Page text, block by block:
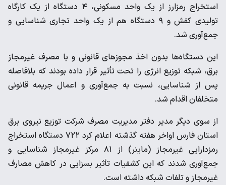
استخراج رمزارز از یک واحد مسکونی، ۴ دستگاه از یک کارگاه
تولیدی کفش و ۹ دستگاه هم از یک واحد تجاری شناسایی و
جمع‌آوری شد.
این دستگاه‌ها بدون اخذ مجوزهای قانونی و با مصرف غیرمجاز
برق، شبکه توزیع انرژی را تحت تأثیر قرار داده بودند که بلافاصله
پس از شناسایی، نسبت به جمع‌آوری و اعمال جریمه قانونی
متخلفان اقدام شد.
از سوی دیگر مدیر دفتر مدیریت مصرف شرکت توزیع نیروی برق
استان فارس اواخر هفته گذشته اعلام کرد ۷۲۲ دستگاه استخراج
رمزدارایی غیرمجاز (ماینر) از ۸۱ مرکز غیرمجاز شناسایی و
جمع‌آوری شدند که این کشفیات تأثیر بسزایی در کاهش مصارف
غیرمجاز و تلفات شبکه داشته است.